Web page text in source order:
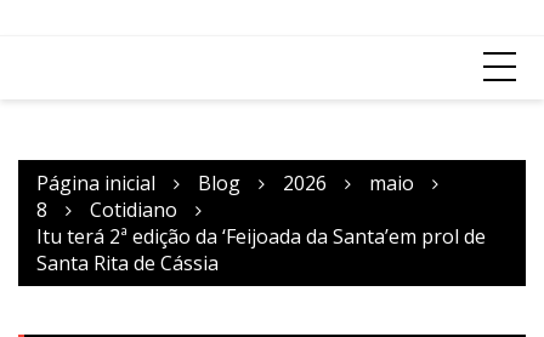
Página inicial Blog 2026
maio
8
Cotidiano
Itu terá 2ª edição da ‘Feijoada da Santa’em prol de
Santa Rita de Cássia